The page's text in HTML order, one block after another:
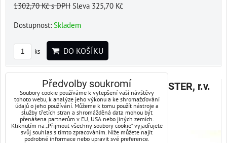
1302,70 Kčs DPH Sleva 325,70 Kč
Dostupnost: Skladem
ks DO KOŠÍKU
Bauset čelního skla SUBARU FORESTER, r.v.
02-
Bauset čelního skla SUBARU FORESTER, r.v. 02-
Předvolby soukromí
Soubory cookie používáme k vylepšení vaší návštěvy
tohoto webu, k analýze jeho výkonu a ke shromažďování
údajů o jeho používání. Můžeme k tomu použít nástroje a
služby třetích stran a shromážděná data mohou být
přenášena partnerům v EU, USA nebo jiných zemích.
Kliknutím na „Přijmout všechny soubory cookie“ vyjadřujete
svůj souhlas s tímto zpracováním. Níže můžete najít
podrobné informace nebo upravit své preference.